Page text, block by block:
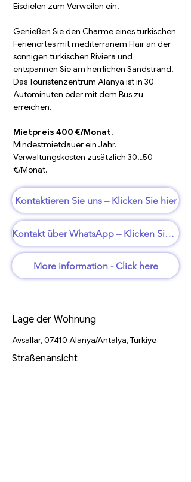
Eisdielen zum Verweilen ein.
Genießen Sie den Charme eines türkischen
Ferienortes mit mediterranem Flair an der
sonnigen türkischen Riviera und
entspannen Sie am herrlichen Sandstrand.
Das Touristenzentrum Alanya ist in 30
Autominuten oder mit dem Bus zu
erreichen.
Mietpreis 400 €/Monat.
Mindestmietdauer ein Jahr.
Verwaltungskosten zusätzlich 30…50
€/Monat.
Kontaktieren Sie uns – Klicken Sie hier
Kontakt über WhatsApp – Klicken Sie hier
More information - Click here
Lage der Wohnung
Avsallar, 07410 Alanya/Antalya, Türkiye
Straßenansicht